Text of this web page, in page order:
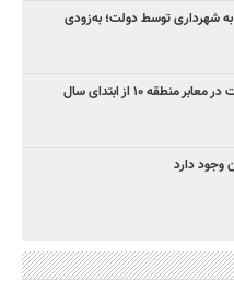
شهرداری توسط دولت؛ به‌زودی
وجود دارد